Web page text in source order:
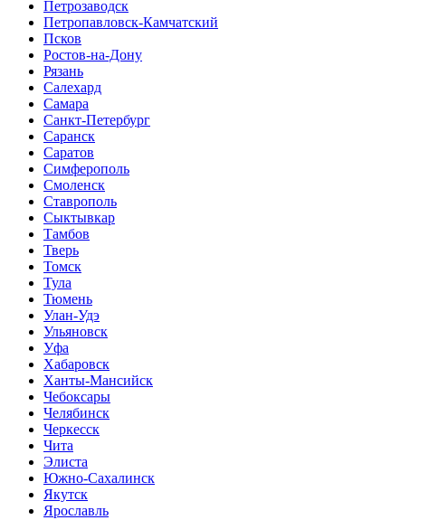
Петрозаводск
Петропавловск-Камчатский
Псков
Ростов-на-Дону
Рязань
Салехард
Самара
Санкт-Петербург
Саранск
Саратов
Симферополь
Смоленск
Ставрополь
Сыктывкар
Тамбов
Тверь
Томск
Тула
Тюмень
Улан-Удэ
Ульяновск
Уфа
Хабаровск
Ханты-Мансийск
Чебоксары
Челябинск
Черкесск
Чита
Элиста
Южно-Сахалинск
Якутск
Ярославль